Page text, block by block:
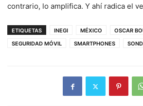
contrario, lo amplifica. Y ahí radica el
ETIQUETAS INEGI MÉXICO
OSCAR
SEGURIDAD MÓVIL
SMARTPHONES